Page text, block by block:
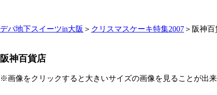
デパ地下スイーツin大阪 ＞ クリスマスケーキ特集2007 ＞阪神
阪神百貨店
※画像をクリックすると大きいサイズの画像を見ることが出来